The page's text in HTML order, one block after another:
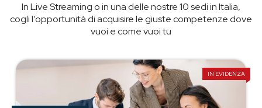
In Live Streaming o in una delle nostre 10 sedi in Italia,
cogli l’opportunità di acquisire le giuste competenze dove
vuoi e come vuoi tu
IN EVIDENZA